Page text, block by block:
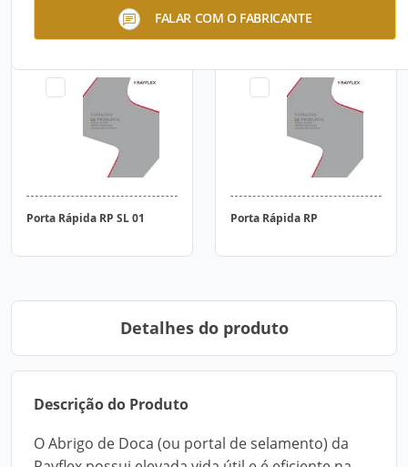
FALAR COM O FABRICANTE
Porta Dockdoor e Dockiso
Porta Rápida RP SL 01 Porta Rápida RP
Detalhes do produto
Descrição do Produto
O Abrigo de Doca (ou portal de selamento) da